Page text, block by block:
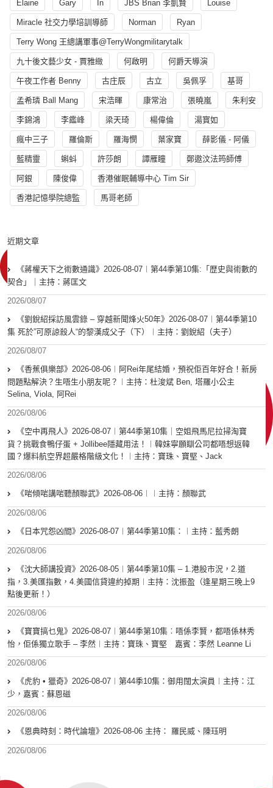
Elaine Gary In JBS Brian 李凱賢 Louise
Miracle 社交力學培訓導師 Norman Ryan
Terry Wong 王總講軍事@TerryWongmilitarytalk
九十後文藝少女 - 賈雅緻 何啟明 何爵天導演
午夜工作者 Benny 古庄辰 古立 吳佩孚 基哥
孟希璘 Ball Mang 宋浩暉 康常治 張曉嵐 朱利安
李錦鴻 李鑑峰 梁天琦 楊偉倫 湯寳如
瘋中三子 羅倫斯 羅海憫 葉家寶 薛影儀 - 阿儀
藍精靈 蝌蚪 許莎朗 譚雁瞳 鄭遨汶法筠師傅
阿銀 陳俊偉 香港催眠輔導中心 Tim Sir
香港記憶學院總監 馬哥老師
近期文章
《蔣權天下之術數通識》2026-08-07︱第44季第10集:「歴史與術數的
契合」｜主持：蔣匡文
2026/08/07
《劉銳紹採訪風雲錄 – 穿越新聞烽火50年》2026-08-07︱第44季第10
集 死於”可原諒殺人“的黎漢成父子（下）︱主持：劉銳紹（夫子）
2026/08/07
《香蕉俱樂部》2026-08-06︱阿Rei年尾結婚，預祝佢百年好合！新房
問題點解決？生唔生小朋友呢？︱主持：杜浚斌 Ben, 塔羅小公主
Selina, Viola, 阿Rei
2026/08/06
《空中再飛人》2026-08-07︱第44季第10集｜空姐飛馬尼拉掃淘寶
貨？挑戰食鴨仔蛋 + Jollibee隱藏用法！︱韓妹寧願瞓公司都唔想返韓
國？爆料航空界超嚴格階級文化！︱主持：寶珠、寶堅、Jack
2026/08/06
《啱傾啱講啱聽顏聯武》2026-08-06︱︱主持：顏聯武
2026/08/06
《日本咒怨凶間》2026-08-07︱第44季第10集：︱主持：藍秀朗
2026/08/06
《沈大師講投資》2026-08-05︱第44季第10集 – 1.港股市況，2.道
指，3.美匯指數，4.美國信貸違約掉期︱主持：沈振盈（逢星期三晚上9
點後更新！）
2026/08/06
《寶寶搞乜鬼》2026-08-07︱第44季第10集︰唔係李賢，都唔係林秀
怡，佢係獨立歌手 – 李然︱主持：寶珠、寶堅 嘉賓：李然 Leanne Li
2026/08/06
《虎豹 • 獵奇》2026-08-07︱第44季10集：御用闊太演員︱主持：江
少，嘉賓：蘇恩磁
2026/08/06
《恩典時刻：時代論壇》2026-08-06 主持： 羅民威、陳珏明
2026/08/06